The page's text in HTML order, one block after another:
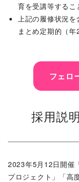
育を受講等するこ
上記の履修状況
まとめ定期的（
フェロ
採用説
2023年5月12日開催
プロジェクト」「高